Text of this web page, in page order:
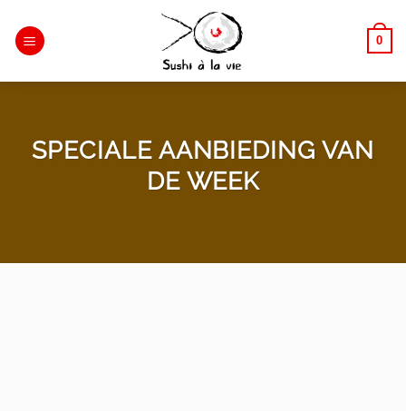
au
contenu
0
SPECIALE AANBIEDING VAN
DE WEEK